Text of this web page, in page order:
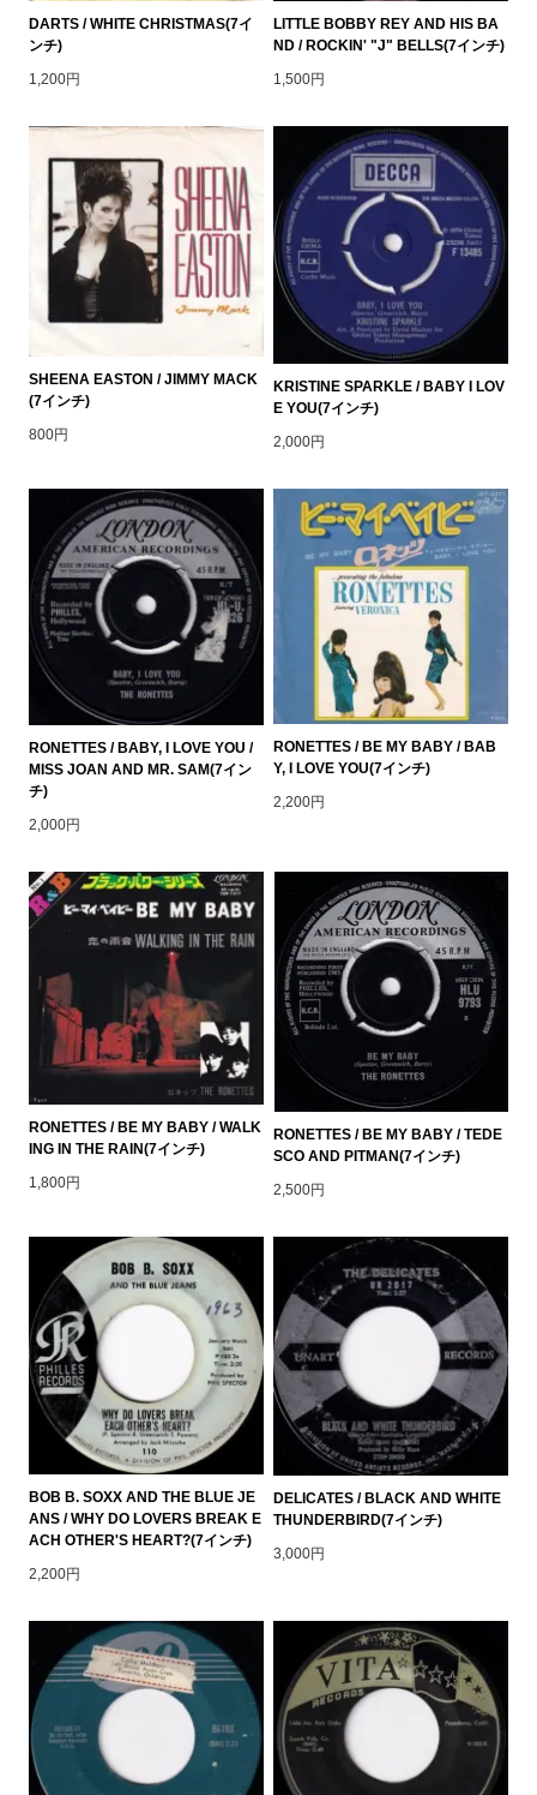
DARTS / WHITE CHRISTMAS(7イ
ンチ)
1,200円
LITTLE BOBBY REY AND HIS BA
ND / ROCKIN' "J" BELLS(7インチ)
1,500円
SHEENA EASTON / JIMMY MACK
(7インチ)
800円
KRISTINE SPARKLE / BABY I LOV
E YOU(7インチ)
2,000円
RONETTES / BABY, I LOVE YOU /
MISS JOAN AND MR. SAM(7イン
チ)
2,000円
RONETTES / BE MY BABY / BAB
Y, I LOVE YOU(7インチ)
2,200円
RONETTES / BE MY BABY / WALK
ING IN THE RAIN(7インチ)
1,800円
RONETTES / BE MY BABY / TEDE
SCO AND PITMAN(7インチ)
2,500円
BOB B. SOXX AND THE BLUE JE
ANS / WHY DO LOVERS BREAK E
ACH OTHER'S HEART?(7インチ)
2,200円
DELICATES / BLACK AND WHITE
THUNDERBIRD(7インチ)
3,000円